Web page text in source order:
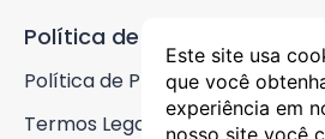
Política de Privacidade
Política de Privacidade
Termos Legais
Este site usa
que você
experiência em
nosso site você